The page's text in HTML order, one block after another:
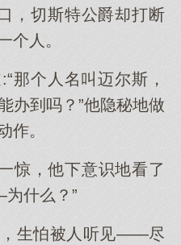
，切斯特公爵却打断
个人。
那个人名叫迈尔斯，
办到吗？”他隐秘地做
作。
惊，他下意识地看了
什么？”
生怕被人听见——尽